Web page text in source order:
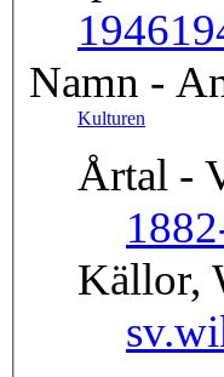
1946
Namn -
Kulturen
Årtal -
Källor,